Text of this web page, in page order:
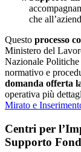
che
Questo processo
Ministero del
Nazionale
normativo e
domanda offerta
operativa più
Mirato e
Centri per
Supporto